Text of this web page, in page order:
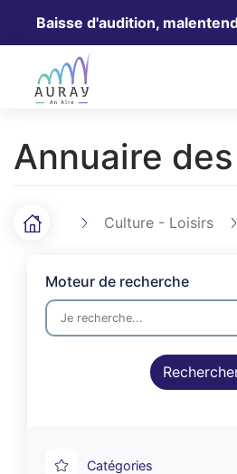
Baisse d'audition,
Ville Auray
Annuaire
FAccueil Culture - Loisirs
attachéeMoteur de recherche
Catégories